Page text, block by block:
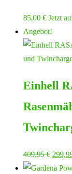
85,00 € Jetzt
Angebot!
Einhell
409,95€
Preis